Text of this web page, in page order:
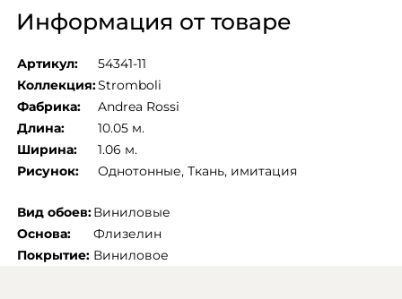
Информация от товаре
Артикул:
54341-11
Коллекция:Stromboli
Фабрика:
Andrea Rossi
Длина:
10.05 м.
Ширина:
1.06 м.
Рисунок:
Однотонные, Ткань, имитация
Вид обоев:Виниловые
Основа:
Флизелин
Покрытие: Виниловое